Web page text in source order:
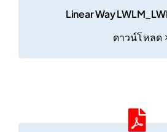
Linear Way
ดาวน์โหลด